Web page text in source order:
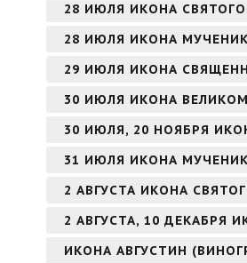
28 ИЮЛЯ ИКОНА
28 ИЮЛЯ ИКОНА
29 ИЮЛЯ ИКОНА
30 ИЮЛЯ ИКОНА
30 ИЮЛЯ, 20 НОЯБРЯ
31 ИЮЛЯ ИКОНА
2 АВГУСТА ИКОНА
2 АВГУСТА, 10 ДЕКАБРЯ
ИКОНА АВГУСТИН